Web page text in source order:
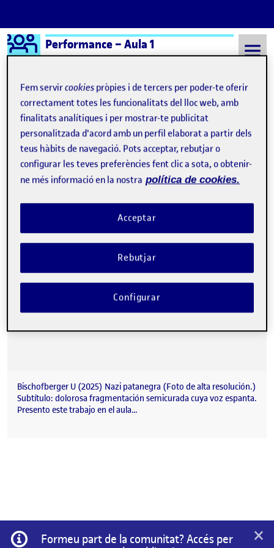
Saltar al contingut
Logo Ágora
Performance – Aula 1
Semestre 20242 - Aula 1 Nazi con criatura
Nazi con criatura
Receta para hacer «nazi con criatura
Publicat per
Úrsula Bischofberger Valdes
Data de publicació22 abril, 2025 2:14 pm
-1 comentari
Bischofberger U (2025) Nazi patanegra (Foto de alta resolución.)
Subtítulo: dolorosa fragmentación semicurada cuya voz espanta.
Presento este trabajo en el aula…
Informació
Formeu part de la comunitat? Accés per
×
Fem servircookies pròpies i de tercers per poder-te oferir
correctament totes les funcionalitats del lloc web, amb
finalitats analítiques i per mostrar-te publicitat
personalitzada d'acord amb un perfil elaborat a partir dels
teus hàbits de navegació. Pots acceptar, rebutjar o
configurar les teves preferències fent clic a sota, o obtenir-
ne més informació en la nostra política de cookies.
Rebutjar
Acceptar
Configurar